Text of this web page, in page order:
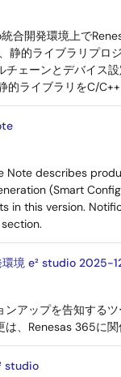
合開発環境上で
静的ライブラリプ
チェーンとデバイス
ライブラリをC/
Note describes
(Smart
in this version.
環境 e² studio 2025-
アップを告知する
、Renesas 365に
studio